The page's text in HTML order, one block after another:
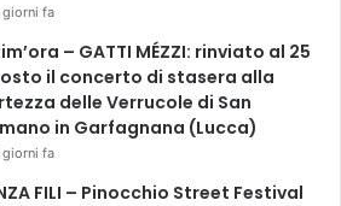
giorni fa
– GATTI MÉZZI: rinviato al 25
il concerto di stasera alla
delle Verrucole di San
in Garfagnana (Lucca)
giorni fa
FILI – Pinocchio Street Festival